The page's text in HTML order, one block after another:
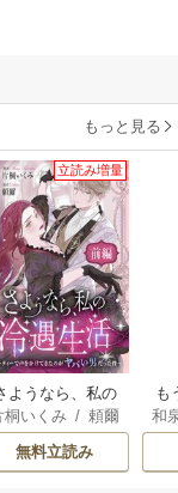
もっと見る
立読み増量
ようなら、私の
遇生活 ～パーテ
ィーで声をかけて
きたのがヤバい男
桐いくみ / 頼爾
無料立読み
も
離
和